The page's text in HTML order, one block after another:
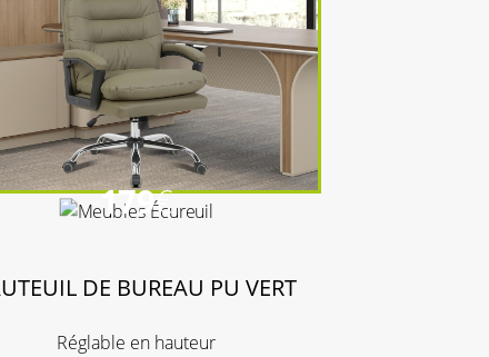
179€
DE BUREAU PU VERT
Réglable en hauteur